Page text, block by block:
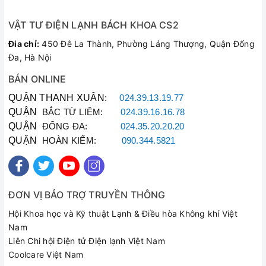
Công tắc số 3: Bật thanh nhiệt số 2 với công suất 2000W.
Khi bật công tắc
, bộ phận gia nhiệt bắt đầu hoạt
động, quạt gió thổi sẽ tạo ra không khí nóng cho người sử
dụng.
VẬT TƯ ĐIỆN LẠNH BÁCH KHOA CS2
Đia chỉ: 450 Đê La Thành, Phường Láng Thượng, Quận Đống
Đa, Hà Nội
BÁN ONLINE
QUẬN THANH XUÂN :024.39.13.19.77
QUẬN BẮC TỪ LIÊM:024.39.16.16.78
QUẬN ĐỐNG ĐA: 024.35.20.20.20
QUẬN HOÀN KIẾM: 090.344.5821
ĐƠN VỊ BẢO TRỢ TRUYỀN THÔNG
Hội Khoa học và Kỹ thuật Lạnh & Điều hòa Không khí Việt
Nam
Liên Chi hội Điện tử Điện lạnh Việt Nam
Coolcare Việt Nam